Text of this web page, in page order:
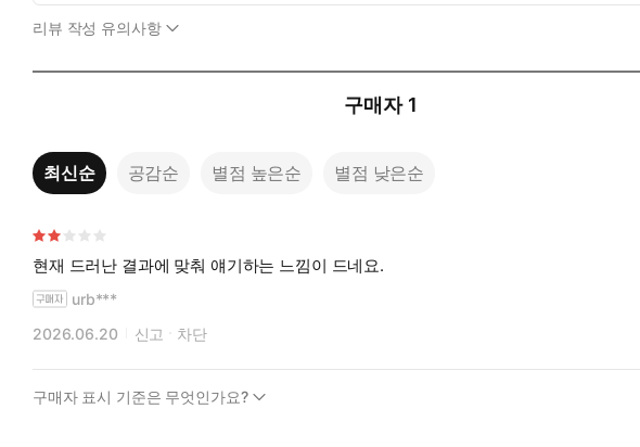
리뷰 작성 유의사항
구매자 1
최신순 공감순 별점 높은순 별점 낮은순
현재 드러난 결과에 맞춰 얘기하는 느낌이 드네요.
urb***
2026.06.20
신고 차단
구매자 표시 기준은 무엇인가요?